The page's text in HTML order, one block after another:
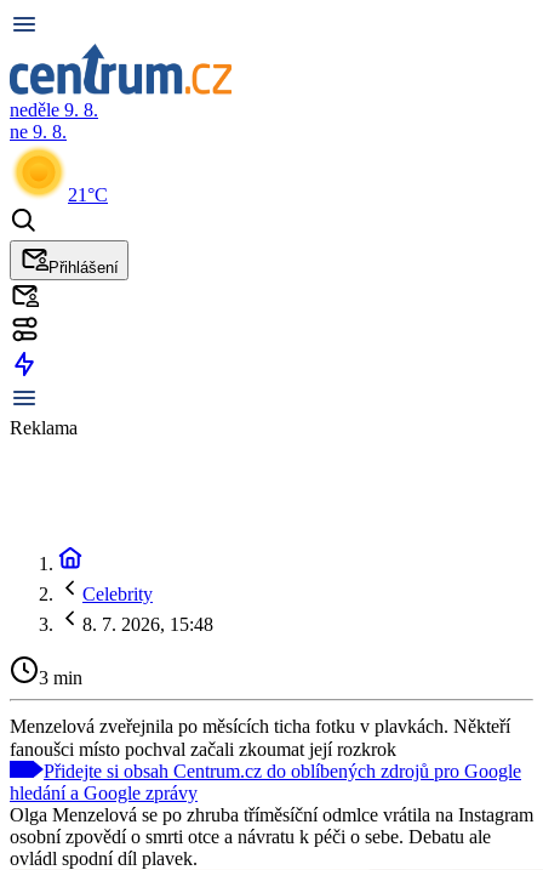
neděle 9. 8.
ne 9. 8.
21°C
Přihlášení
Reklama
Celebrity
8. 7. 2026, 15:48
3 min
Menzelová zveřejnila po měsících ticha fotku v plavkách. Někteří
fanoušci místo pochval začali zkoumat její rozkrok
Přidejte si obsah Centrum.cz do oblíbených zdrojů pro Google
hledání a Google zprávy
Olga Menzelová se po zhruba tříměsíční odmlce vrátila na Instagram
osobní zpovědí o smrti otce a návratu k péči o sebe. Debatu ale
ovládl spodní díl plavek.